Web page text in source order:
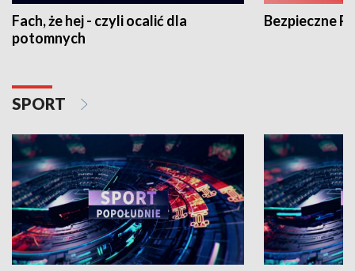
Fach, że hej - czyli ocalić dla
potomnych
Bezpieczne
SPORT